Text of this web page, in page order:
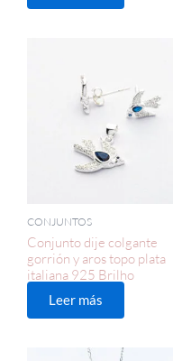
CONJUNTOS
Conjunto dije colgante
gorrión y aros topo plata
italiana 925 Brilho
Leer más